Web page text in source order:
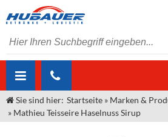
ÜBER UNS
Sie sind hier: Startseite » Marken &
» Mathieu Teisseire Haselnuss Sirup